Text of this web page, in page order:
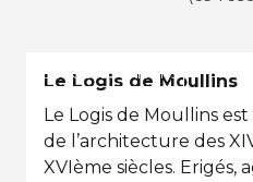
EN TOUTES SAISONS
Le Logis de Moullins
Le Logis de Moullins
de l’architecture des
XVIème siècles. Erigés,